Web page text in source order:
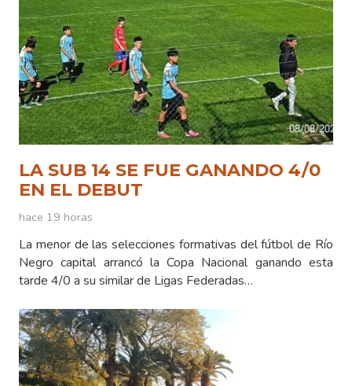
LA SUB 14 SE FUE GANANDO 4/0
EN EL DEBUT
hace 19 horas
La menor de las selecciones formativas del fútbol de Río
Negro capital arrancó la Copa Nacional ganando esta
tarde 4/0 a su similar de Ligas Federadas…